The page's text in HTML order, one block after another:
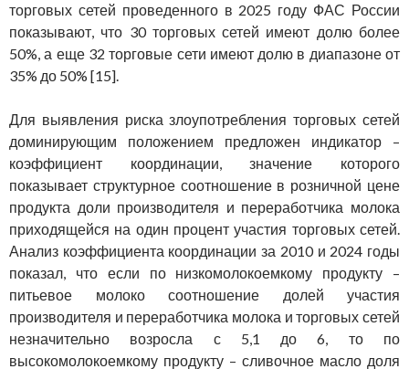
торговых сетей проведенного в 2025 году ФАС России
показывают, что 30 торговых сетей имеют долю более
50%, а еще 32 торговые сети имеют долю в диапазоне от
35% до 50% [15].
Для выявления риска злоупотребления торговых сетей
доминирующим положением предложен индикатор –
коэффициент координации, значение которого
показывает структурное соотношение в розничной цене
продукта доли производителя и переработчика молока
приходящейся на один процент участия торговых сетей.
Анализ коэффициента координации за 2010 и 2024 годы
показал, что если по низкомолокоемкому продукту –
питьевое молоко соотношение долей участия
производителя и переработчика молока и торговых сетей
незначительно возросла с 5,1 до 6, то по
высокомолокоемкому продукту – сливочное масло доля